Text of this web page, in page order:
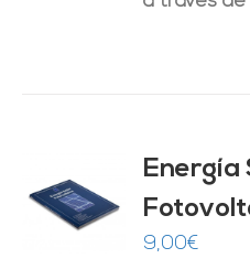
Energía
9,00€